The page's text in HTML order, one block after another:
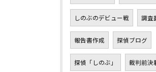
しのぶのデビュー戦 調査
報告書作成 探偵ブログ
探偵「しのぶ」 裁判前決